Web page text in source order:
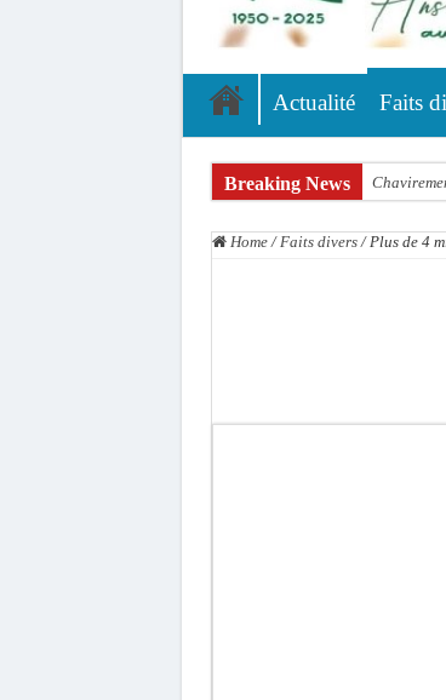
Actualité Faits
Breaking News
Kamb,
Le
Home / Faits divers / Plus de 4